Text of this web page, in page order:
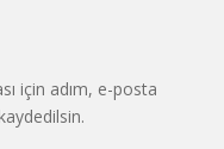
için adım, e-posta